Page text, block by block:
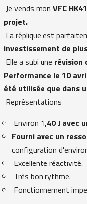
Je vends mon VFC
projet.
La réplique est
investissement de
Elle a subi une révision
Performance le 10
été utilisée que dans
Représentations
Environ 1,40 J avec
Fourni avec un
configuration
Excellente réactivité.
Très bon rythme.
Fonctionnement